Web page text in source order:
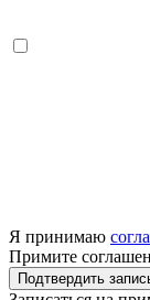
Я принимаю
Примите
Подтвердить